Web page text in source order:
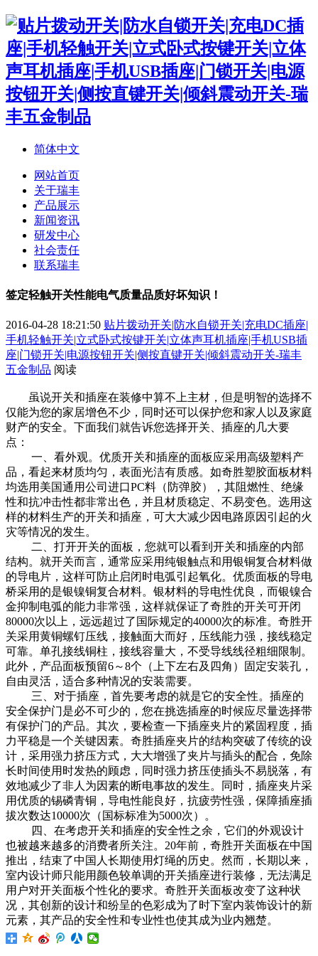
简体中文
网站首页
关于瑞丰
产品展示
新闻资讯
研发中心
社会责任
联系瑞丰
签定轻触开关性能电气质量品质好坏知识！
2016-04-28 18:21:50 贴片拨动开关|防水自锁开关|充电DC插座|
手机轻触开关|立式卧式按键开关|立体声耳机插座|手机USB插
座|门锁开关|电源按钮开关|侧按直键开关|倾斜震动开关-瑞丰
五金制品 阅读
虽说开关和插座在装修中算不上主材，但是明智的选择不
仅能为您的家居增色不少，同时还可以保护您和家人以及家庭
财产的安全。下面我们就告诉您选择开关、插座的几大要
点：
一、看外观。优质开关和插座的面板应采用高级塑料产
品，看起来材质均匀，表面光洁有质感。如奇胜塑胶面板材料
均选用美国通用公司进口PC料（防弹胶），其阻燃性、绝缘
性和抗冲击性都非常出色，并且材质稳定、不易变色。选用这
样的材料生产的开关和插座，可大大减少因电路原因引起的火
灾等情况的发生。
二、打开开关的面板，您就可以看到开关和插座的内部
结构。就开关而言，通常应采用纯银触点和用银铜复合材料做
的导电片，这样可防止启闭时电弧引起氧化。优质面板的导电
桥采用的是银镍铜复合材料。银材料的导电性优良，而银镍合
金抑制电弧的能力非常强，这样就保证了奇胜的开关可开闭
80000次以上，远远超过了国际规定的40000次的标准。奇胜开
关采用黄铜螺钉压线，接触面大而好，压线能力强，接线稳定
可靠。单孔接线铜柱，接线容量大，不受导线线径粗细限制。
此外，产品面板预留6～8个（上下左右及四角）固定安装孔，
自由灵活，适合多种情况的安装需要。
三、对于插座，首先要考虑的就是它的安全性。插座的
安全保护门是必不可少的，您在挑选插座的时候应尽量选择带
有保护门的产品。其次，要检查一下插座夹片的紧固程度，插
力平稳是一个关键因素。奇胜插座夹片的结构突破了传统的设
计，采用强力挤压方式，大大增强了夹片与插头的配合，免除
长时间使用时发热的顾虑，同时强力挤压使插头不易脱落，有
效地减少了非人为因素的断电事故的发生。同时，插座夹片采
用优质的锡磷青铜，导电性能良好，抗疲劳性强，保障插座插
拔次数达10000次（国标标准为5000次）。
四、在考虑开关和插座的安全性之余，它们的外观设计
也被越来越多的消费者所关注。20年前，奇胜开关面板在中国
推出，结束了中国人长期使用灯绳的历史。然而，长期以来，
室内设计师只能用颜色较单调的开关插座进行装修，无法满足
用户对开关面板个性化的要求。奇胜开关面板改变了这种状
况，其创新的设计和纷呈的色彩成为了时下室内装饰设计的新
元素，其产品的安全性和专业性也使其成为业内翘楚。